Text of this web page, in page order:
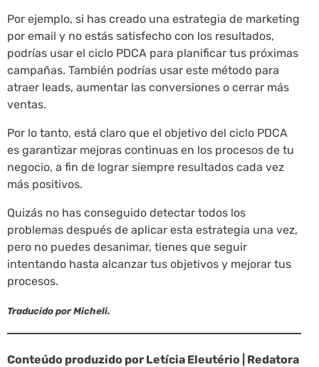
Por ejemplo, si has creado una estrategia de marketing
por email y no estás satisfecho con los resultados,
podrías usar el ciclo PDCA para planificar tus próximas
campañas. También podrías usar este método para
atraer leads, aumentar las conversiones o cerrar más
ventas.
Por lo tanto, está claro que el objetivo del ciclo PDCA
es garantizar mejoras continuas en los procesos de tu
negocio, a fin de lograr siempre resultados cada vez
más positivos.
Quizás no has conseguido detectar todos los
problemas después de aplicar esta estrategia una vez,
pero no puedes desanimar, tienes que seguir
intentando hasta alcanzar tus objetivos y mejorar tus
procesos.
Traducido por Micheli.
Conteúdo produzido por Letícia Eleutério | Redatora